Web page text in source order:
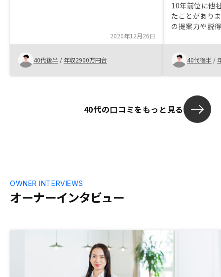
2020年12月26日
40代後半 / 年収2900万円台
10年前位に他
たことがあり
の提案力や説
ジー社のサー
たプランだと
投資にはやや
いましたが、
ニーズなどに
ョンが有ると
40代後半 /
40代の口コミをもっと見る
オーナーインタビュー
OWNER INTERVIEWS